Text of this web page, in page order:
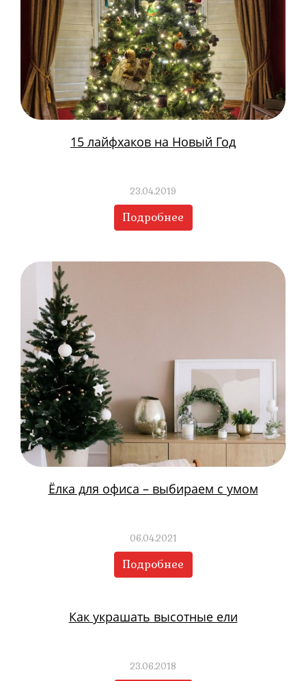
15 лайфхаков на Новый Год
23.04.2019
Подробнее
Ёлка для офиса – выбираем с умом
06.04.2021
Подробнее
Как украшать высотные ели
23.06.2018